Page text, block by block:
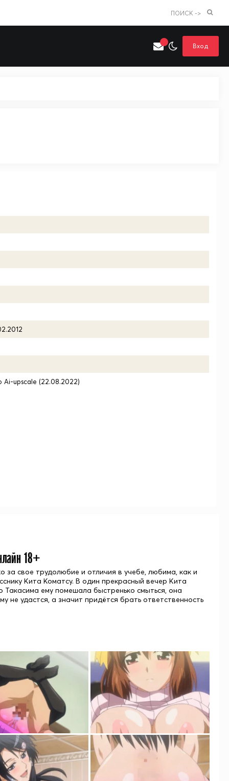
ПОИСК ->
Вход
Ai-upscale (22.08.2022)
18+
за свое трудолюбие и отличия в учебе, любима, как и
Кита Коматсу. В один прекрасный вечер Кита
Такасима ему помешала быстренько смыться, она
не удастся, а значит придётся брать ответственность